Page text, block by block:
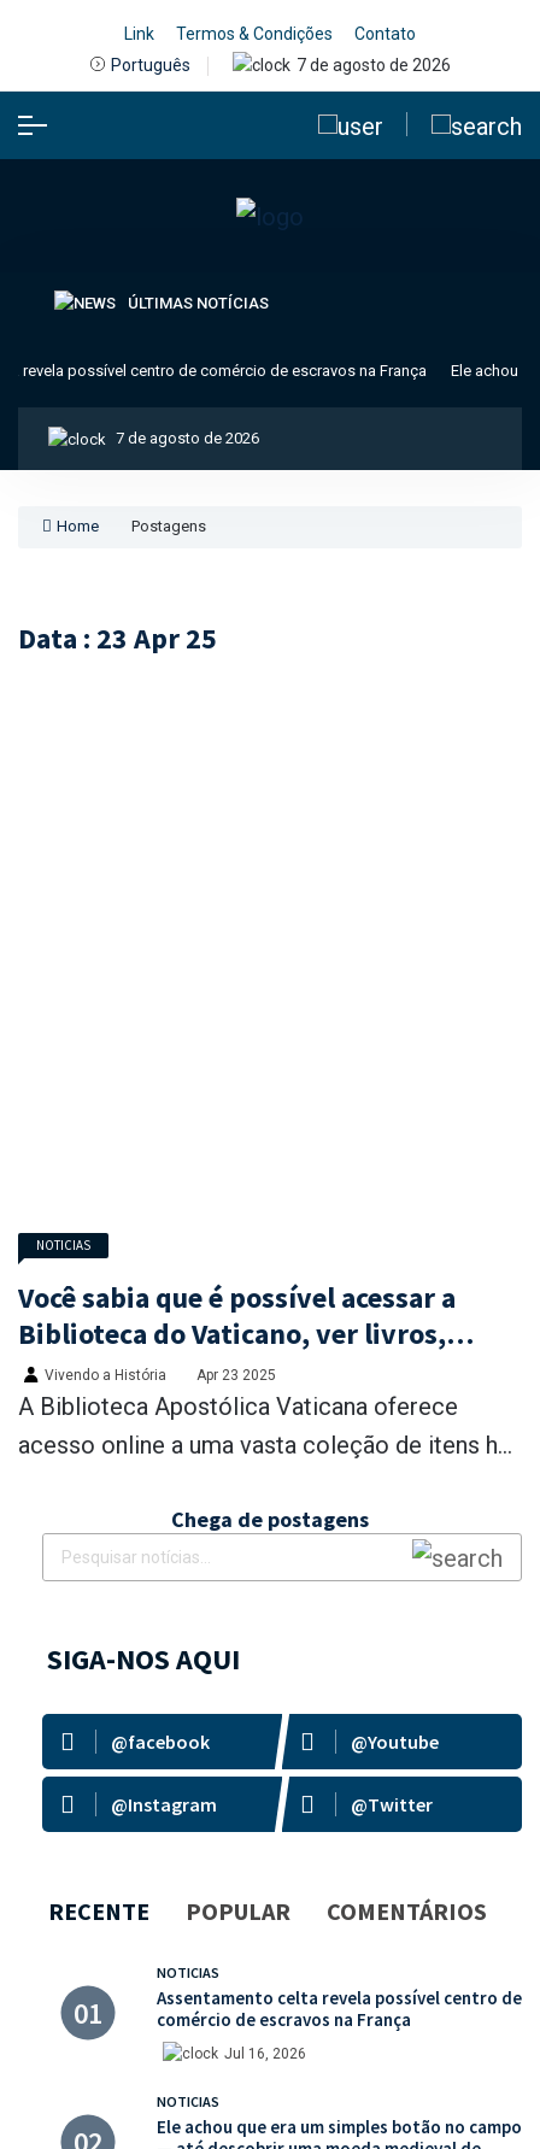
Link Termos & Condições
Contato
Português
7 de agosto de 2026
ÚLTIMAS NOTÍCIAS
revela possível centro de comércio de escravos na França Ele achou
7 de agosto de 2026
Home Postagens
Data : 23 Apr 25
NOTICIAS
Você sabia que é possível acessar a
Biblioteca do Vaticano, ver livros,
moedas e catálogos online?
Vivendo a História Apr 23 2025
A Biblioteca Apostólica Vaticana oferece
acesso online a uma vasta coleção de itens h...
Chega de postagens
SIGA-NOS AQUI
@facebook @Youtube
@Instagram @Twitter
RECENTE POPULAR COMENTÁRIOS
NOTICIAS
Assentamento celta revela possível centro de
comércio de escravos na França
Jul 16, 2026
NOTICIAS
Ele achou que era um simples botão no campo